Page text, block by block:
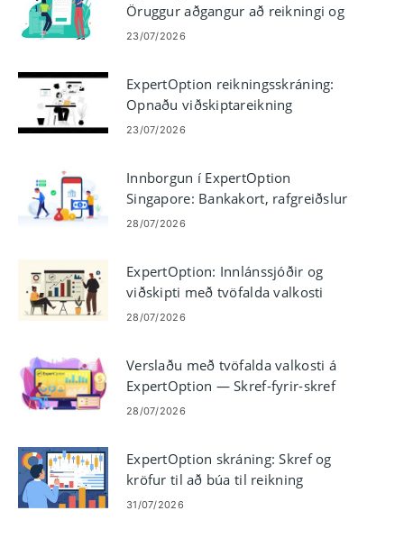
Öruggur aðgangur að reikningi og
bilanaleit
23/07/2026
ExpertOption reikningsskráning:
Opnaðu viðskiptareikning
23/07/2026
Innborgun í ExpertOption
Singapore: Bankakort, rafgreiðslur
og dulritun
28/07/2026
ExpertOption: Innlánssjóðir og
viðskipti með tvöfalda valkosti
28/07/2026
Verslaðu með tvöfalda valkosti á
ExpertOption — Skref-fyrir-skref
viðskiptaleiðbeiningar
28/07/2026
ExpertOption skráning: Skref og
kröfur til að búa til reikning
31/07/2026